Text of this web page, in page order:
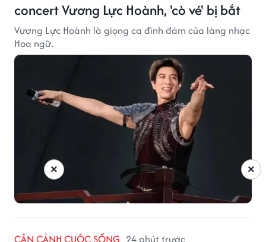
concert Vương Lực Hoành, 'cò vé' bị bắt
Vương Lực Hoành là giọng ca đình đám của làng nhạc
Hoa ngữ.
CẬN CẢNH CUỘC SỐNG 24 phút trước
×
×